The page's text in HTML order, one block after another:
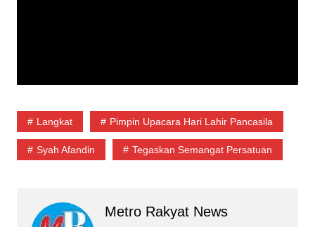
Langkat Pimpin Upacara Hari Lahir Pancasila
Syah Afandin Tegaskan Semangat Persatuan
Metro Rakyat News